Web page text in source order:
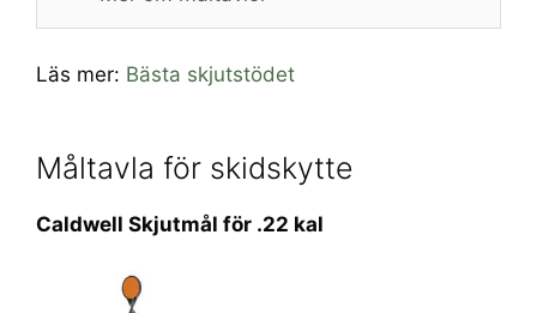
Läs mer: Bästa skjutstödet
Måltavla för skidskytte
Caldwell Skjutmål för .22 kal